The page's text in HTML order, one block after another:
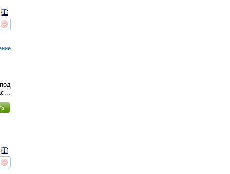
интересует
интересует